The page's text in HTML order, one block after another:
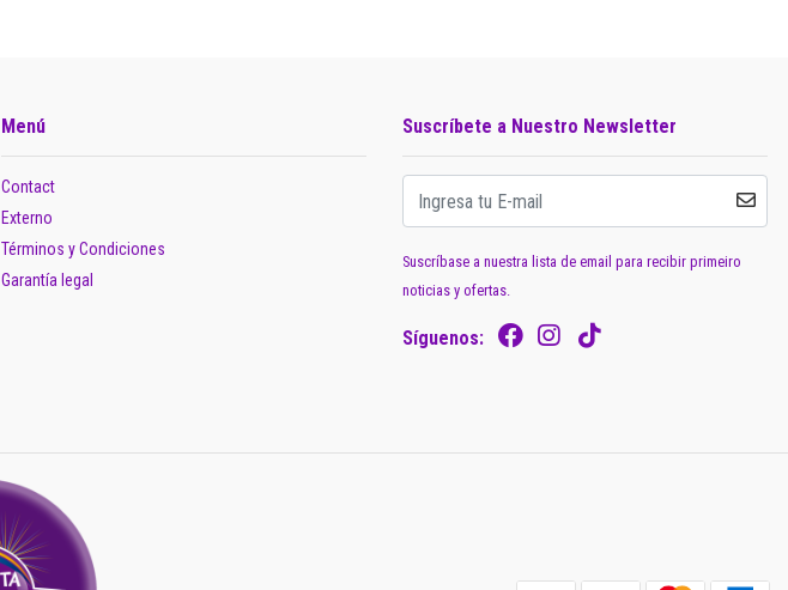
Menú
Contact
Externo
Términos y Condiciones
Garantía legal
Suscríbete a Nuestro Newsletter
Suscríbase a nuestra lista de email para recibir primeiro
noticias y ofertas.
Síguenos: